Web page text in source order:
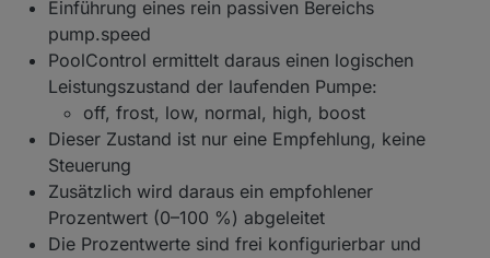
Einführung eines rein passiven Bereichs
pump.speed
PoolControl ermittelt daraus einen logischen
Leistungszustand der laufenden Pumpe:
off, frost, low, normal, high, boost
Dieser Zustand ist nur eine Empfehlung, keine
Steuerung
Zusätzlich wird daraus ein empfohlener
Prozentwert (0–100 %) abgeleitet
Die Prozentwerte sind frei konfigurierbar und